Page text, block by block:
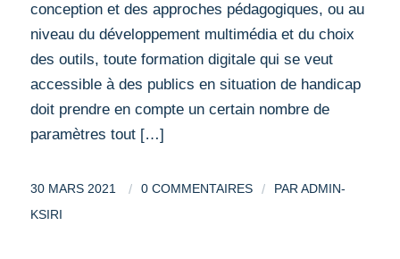
conception et des approches pédagogiques, ou au
niveau du développement multimédia et du choix
des outils, toute formation digitale qui se veut
accessible à des publics en situation de handicap
doit prendre en compte un certain nombre de
paramètres tout […]
30 MARS 2021 / 0 COMMENTAIRES / PAR ADMIN-
KSIRI